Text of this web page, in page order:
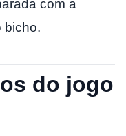
com a
bicho.
do jogo